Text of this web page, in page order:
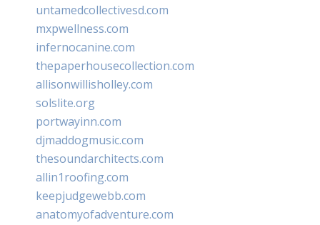
untamedcollectivesd.com
mxpwellness.com
infernocanine.com
thepaperhousecollection.com
allisonwillisholley.com
solslite.org
portwayinn.com
djmaddogmusic.com
thesoundarchitects.com
allin1roofing.com
keepjudgewebb.com
anatomyofadventure.com